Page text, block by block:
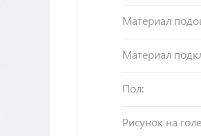
Материал
Материал
Пол:
Рисунок на